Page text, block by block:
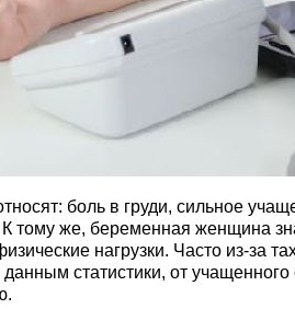
боль в груди, сильное
тому же, беременная женщина
нагрузки. Часто из-за
статистики, от